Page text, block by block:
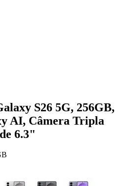
S26 5G, 256GB,
AI, Câmera Tripla
6.3"